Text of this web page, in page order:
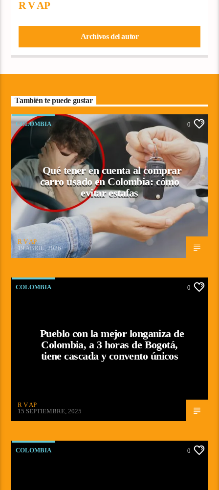
R V AP
Archivos del autor
También te puede gustar
COLOMBIA 0
Qué tener en cuenta al comprar
carro usado en Colombia: cómo
evitar estafas
R V AP
19 ABRIL, 2026
COLOMBIA 0
Pueblo con la mejor longaniza de
Colombia, a 3 horas de Bogotá,
tiene cascada y convento únicos
R V AP
15 SEPTIEMBRE, 2025
COLOMBIA 0